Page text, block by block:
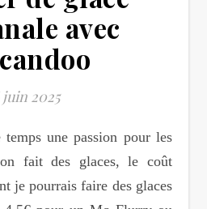
avec
juin 2025
fait des glaces, le coût
je pourrais faire des glaces